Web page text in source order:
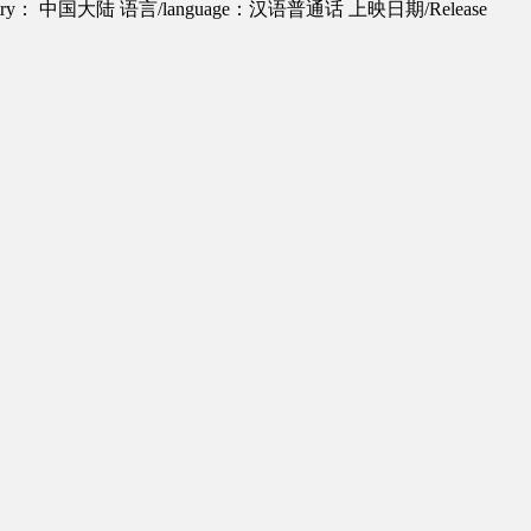
： 中国大陆 语言/language：汉语普通话 上映日期/Release